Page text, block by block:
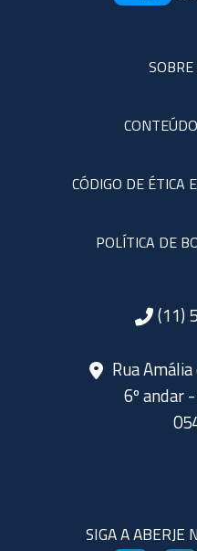
CÓDIGO DE ÉTICA
POLÍTICA DE
(11)
Rua
6º andar
SIGA A ABERJE